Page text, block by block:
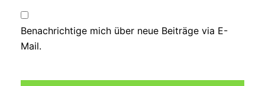
Benachrichtige mich über neue Beiträge via E-
Mail.